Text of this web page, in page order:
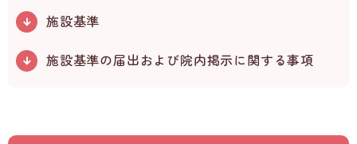
施設基準
施設基準の届出および院内掲示に関する事項